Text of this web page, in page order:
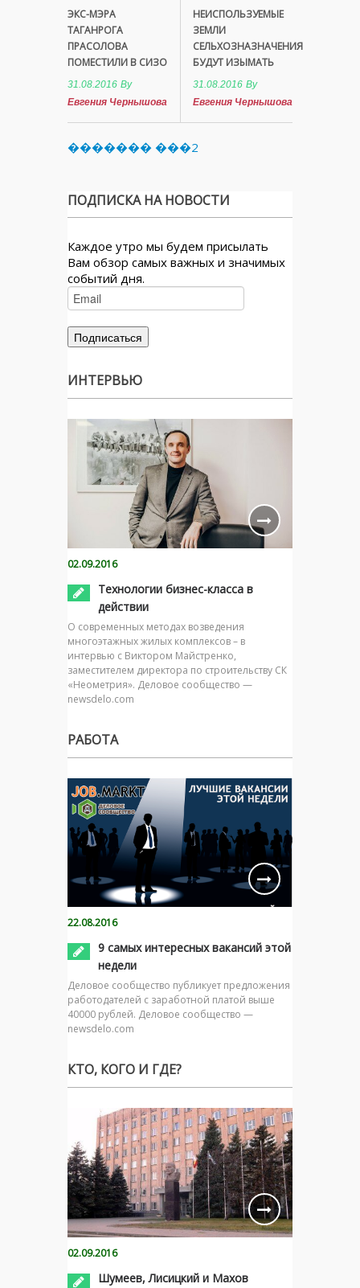
ЭКС-МЭРА
ТАГАНРОГА
ПРАСОЛОВА
ПОМЕСТИЛИ В СИЗО
31.08.2016 By
Евгения Чернышова
НЕИСПОЛЬЗУЕМЫЕ
ЗЕМЛИ
СЕЛЬХОЗНАЗНАЧЕНИЯ
БУДУТ ИЗЫМАТЬ
31.08.2016 By
Евгения Чернышова
������� ���2
ПОДПИСКА НА НОВОСТИ
Каждое утро мы будем присылать
Вам обзор самых важных и значимых
событий дня.
ИНТЕРВЬЮ
02.09.2016
Технологии бизнес-класса в
действии
О современных методах возведения
многоэтажных жилых комплексов – в
интервью с Виктором Майстренко,
заместителем директора по строительству СК
«Неометрия». Деловое сообщество —
newsdelo.com
РАБОТА
22.08.2016
9 самых интересных вакансий этой
недели
Деловое сообщество публикует предложения
работодателей с заработной платой выше
40000 рублей. Деловое сообщество —
newsdelo.com
КТО, КОГО И ГДЕ?
02.09.2016
Шумеев, Лисицкий и Махов